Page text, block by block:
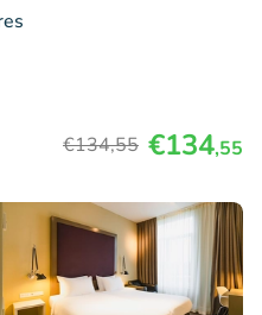
€134,55 €134,55